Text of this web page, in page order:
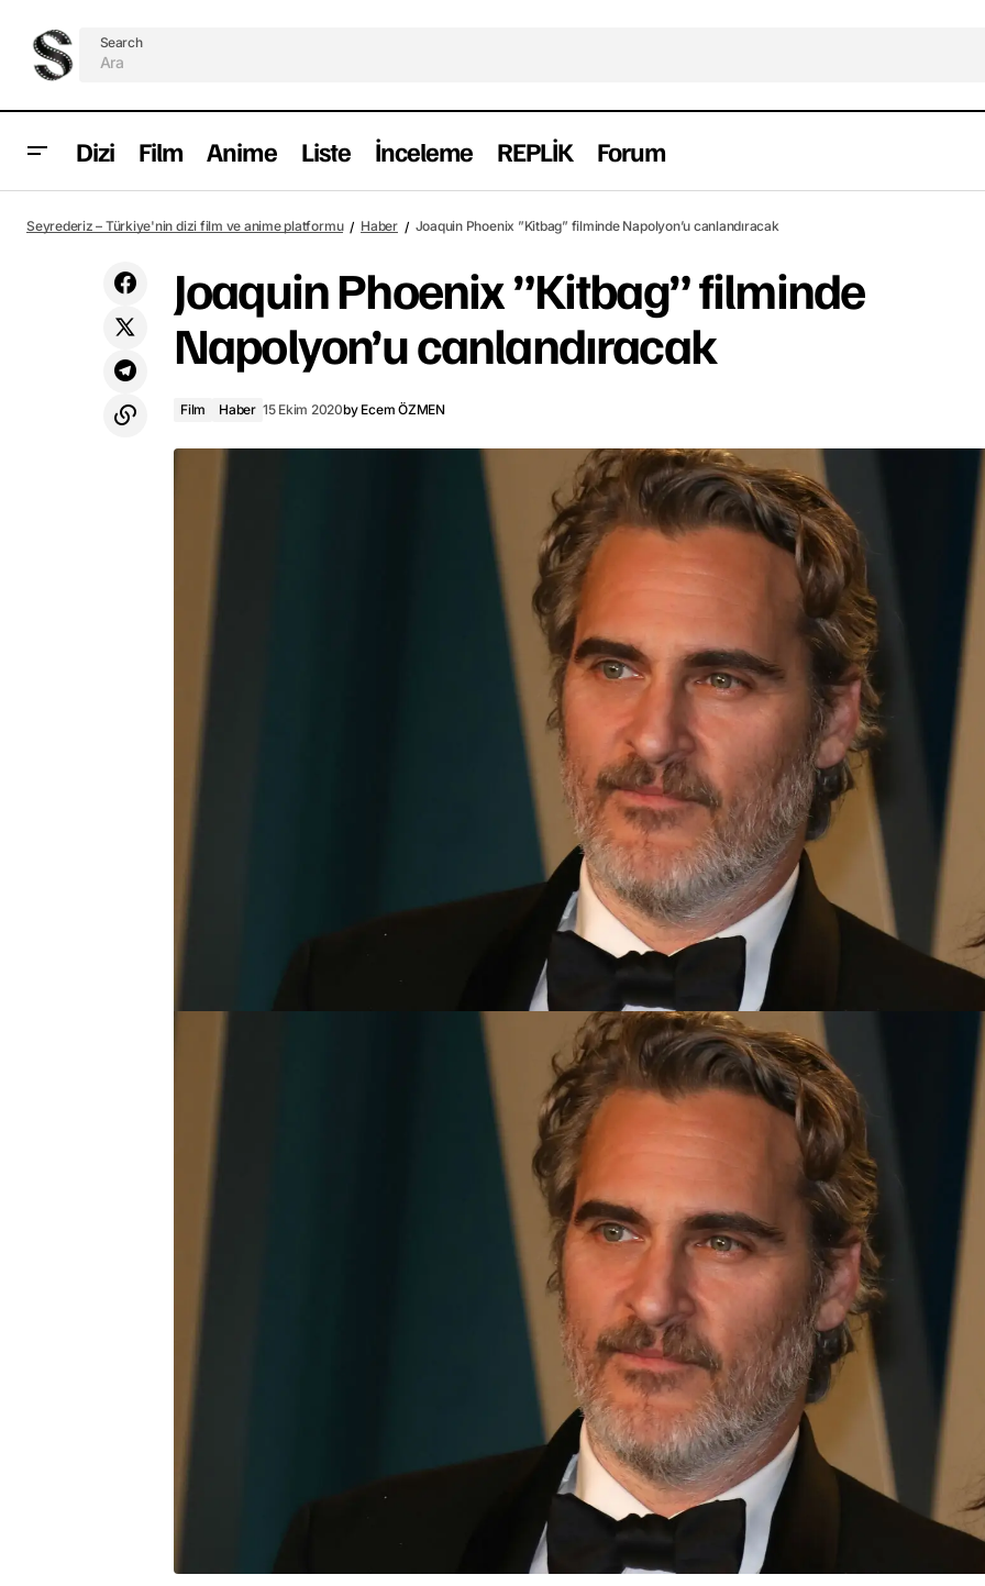
Search
Dizi Film Anime Liste İnceleme REPLİK Forum
yayımlandı
Film Haber Joaquin Phoenix ”Kitbag” filminde Napolyon’u
Seyrederiz – Türkiye'nin dizi film ve anime platformu Haber Joaquin Phoenix ”Kitbag” filminde Napolyon’u canlandıracak
Joaquin Phoenix ”Kitbag” filminde
Napolyon’u canlandıracak
Film Haber 15 Ekim 2020by Ecem ÖZMEN